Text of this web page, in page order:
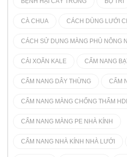
CÀ CHUA CÁCH DÙNG LƯỚI
CÁCH SỬ DỤNG MÀNG PHỦ NÔNG
CẢI XOĂN KALE CẨM NANG
CẨM NANG DÂY THỪNG CẨM
CẨM NANG MÀNG CHỐNG THẤM
CẨM NANG MÀNG PE NHÀ KÍNH
CẨM NANG NHÀ KÍNH NHÀ LƯỚI